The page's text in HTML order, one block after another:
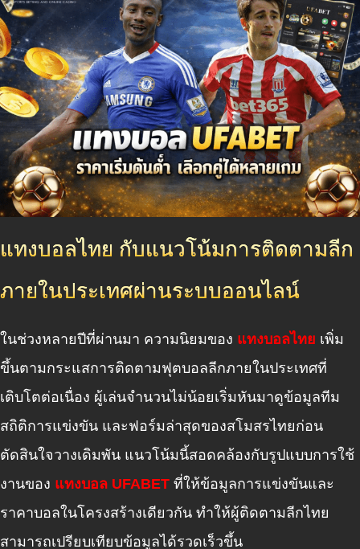
แทงบอลไทย กับแนวโน้มการติดตามลีก
ภายในประเทศผ่านระบบออนไลน์
ในช่วงหลายปีที่ผ่านมา ความนิยมของ แทงบอลไทย เพิ่ม
ขึ้นตามกระแสการติดตามฟุตบอลลีกภายในประเทศที่
เติบโตต่อเนื่อง ผู้เล่นจำนวนไม่น้อยเริ่มหันมาดูข้อมูลทีม
สถิติการแข่งขัน และฟอร์มล่าสุดของสโมสรไทยก่อน
ตัดสินใจวางเดิมพัน แนวโน้มนี้สอดคล้องกับรูปแบบการใช้
งานของ แทงบอล UFABET ที่ให้ข้อมูลการแข่งขันและ
ราคาบอลในโครงสร้างเดียวกัน ทำให้ผู้ติดตามลีกไทย
สามารถเปรียบเทียบข้อมูลได้รวดเร็วขึ้น